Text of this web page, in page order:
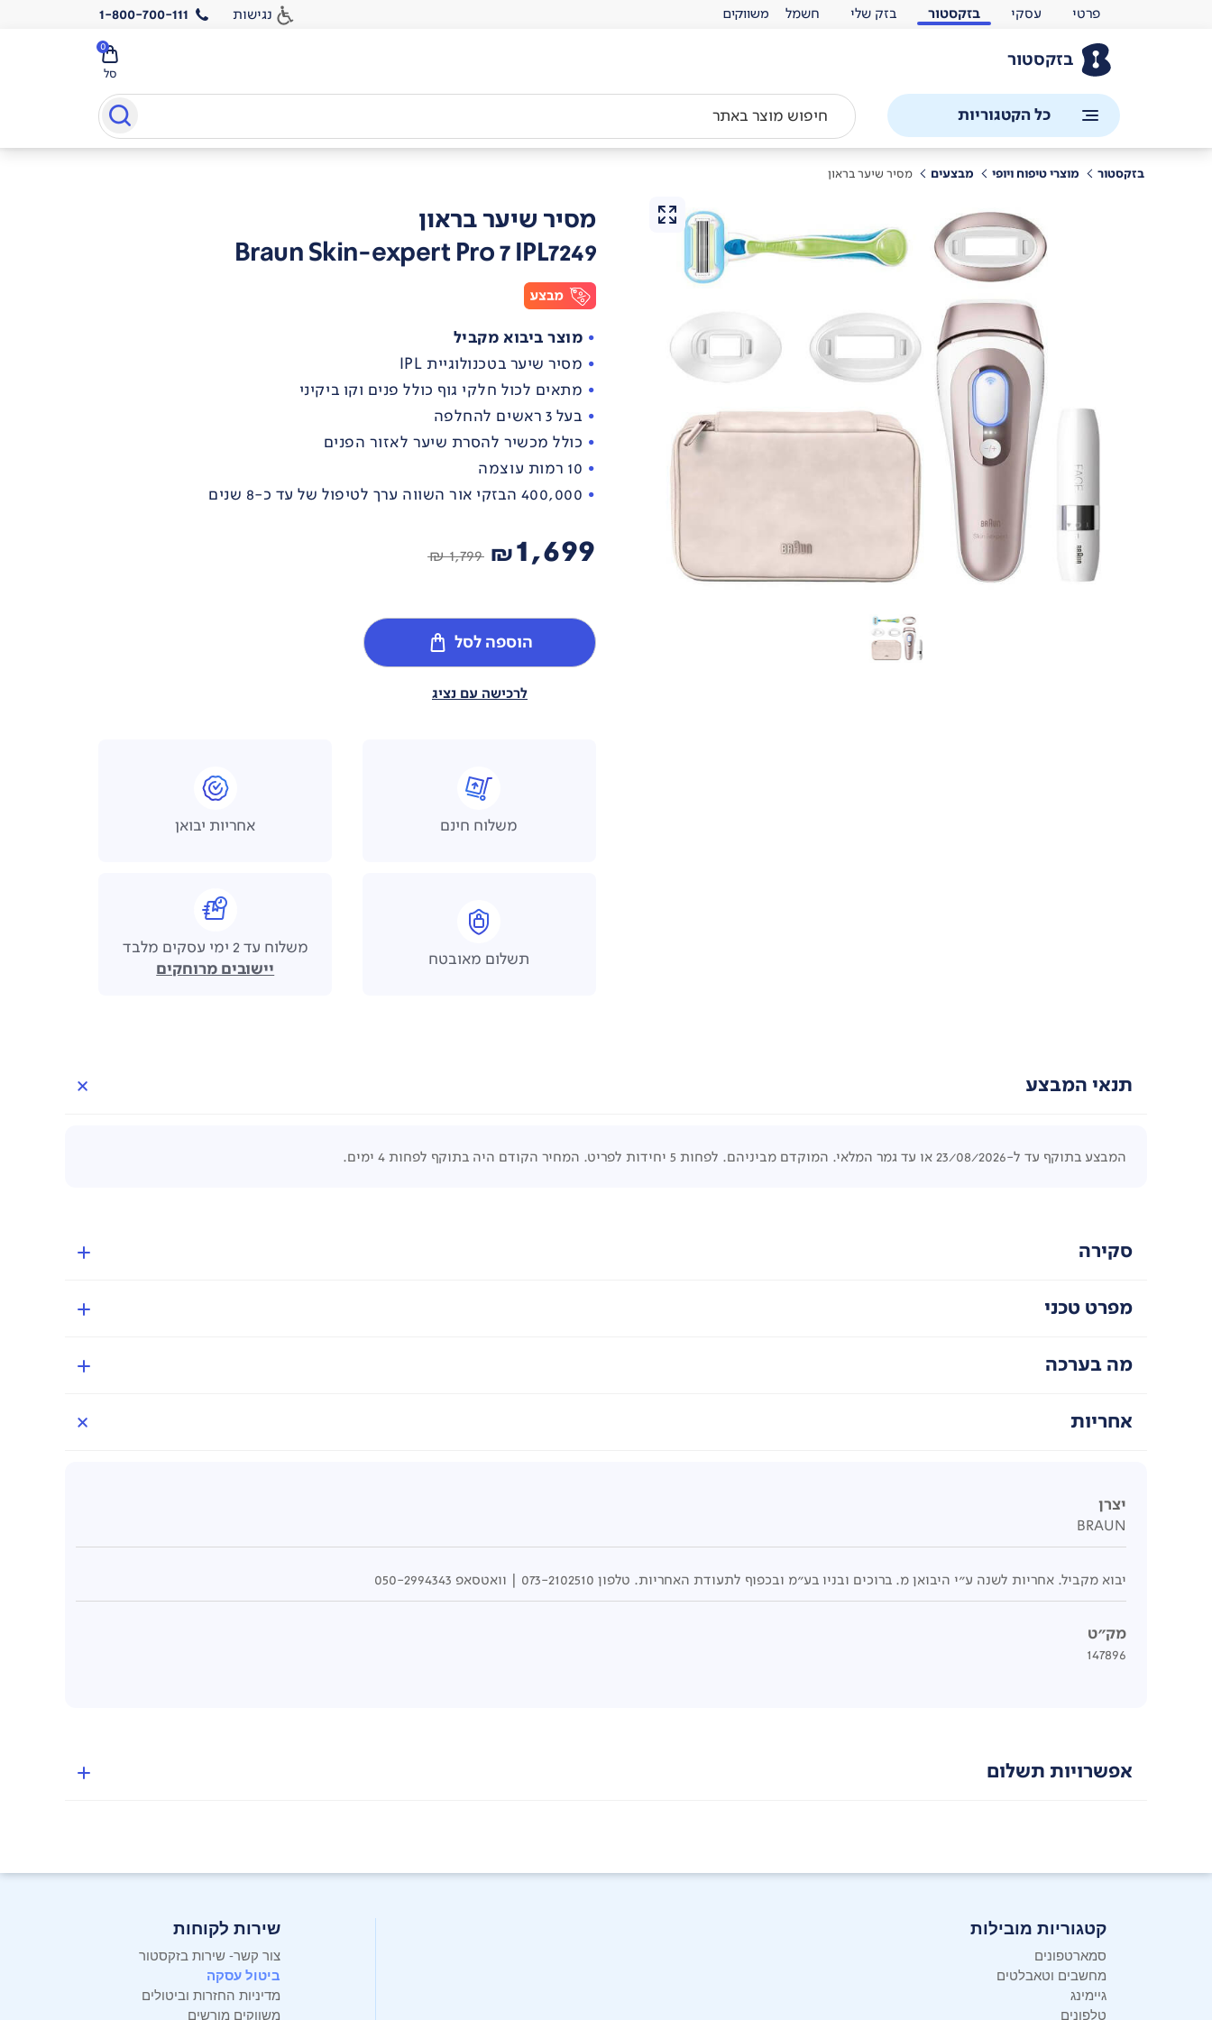
פרטי עסקי בזקסטור בזק שלי חשמל נגישות 1-800-700-111
בזקסטור
סל
0
כל הקטגוריות
בזקסטור מוצרי טיפוח ויופי מבצעים מסיר שיער בראון
מסיר שיער בראון
Braun Skin-expert Pro 7 IPL7249
מוצר ביבוא מקביל
מסיר שיער בטכנולוגיית IPL
מתאים לכול חלקי גוף כולל פנים וקו ביקיני
בעל 3 ראשים להחלפה
כולל מכשיר להסרת שיער לאזור הפנים
10 רמות עוצמה
400,000 הבזקי אור השווה ערך לטיפול של עד כ-8 שנים
1,699
₪
1,799 ₪
הוספה לסל
לרכישה עם נציג
משלוח חינם אחריות יבואן
תשלום מאובטח
משלוח עד 2 ימי עסקים מלבד
יישובים מרוחקים
תנאי המבצע
המבצע בתוקף עד ל-23/08/2026 או עד גמר המלאי. המוקדם מביניהם. לפחות 5 יחידות לפריט. המחיר הקודם היה בתוקף לפחות 4 ימים.
סקירה
מפרט טכני
מה בערכה
אחריות
יצרן
BRAUN
יבוא מקביל. אחריות לשנה ע"י היבואן מ. ברוכים ובניו בע"מ ובכפוף לתעודת האחריות. טלפון 073-2102510 | וואטסאפ 050-2994343
מק"ט
147896
אפשרויות תשלום
קטגוריות מובילות
סמארטפונים
מחשבים וטאבלטים
גיימינג
טלפונים
שירות לקוחות
צור קשר- שירות בזקסטור
ביטול עסקה
מדיניות החזרות וביטולים
משווקים מורשים
משווקים